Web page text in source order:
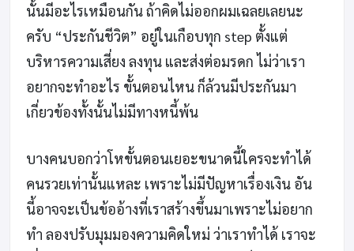
นั้นมีอะไรเหมือนกัน ถ้าคิดไม่ออกผมเฉลยเลยนะ
ครับ “ประกันชีวิต” อยู่ในเกือบทุก step ตั้งแต่
บริหารความเสี่ยง ลงทุน และส่งต่อมรดก ไม่ว่าเรา
อยากจะทำอะไร ขั้นตอนไหน ก็ล้วนมีประกันมา
เกี่ยวข้องทั้งนั้นไม่มีทางหนี้พ้น
บางคนบอกว่าโหขั้นตอนเยอะขนาดนี้ใครจะทำได้
คนรวยเท่านั้นแหละ เพราะไม่มีปัญหาเรื่องเงิน อัน
นี้อาจจะเป็นข้ออ้างที่เราสร้างขึ้นมาเพราะไม่อยาก
ทำ ลองปรับมุมมองความคิดใหม่ ว่าเราทำได้ เราจะ